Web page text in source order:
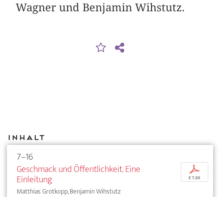
Wagner und Benjamin Wihstutz.
Inhalt
7–16
Geschmack und Öffentlichkeit. Eine
Einleitung
Matthias Grotkopp, Benjamin Wihstutz
p
€ 7,95